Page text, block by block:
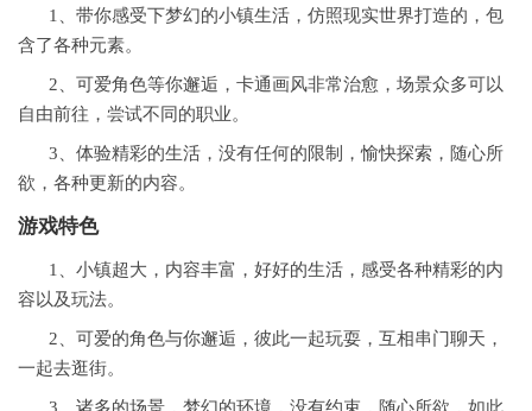
1、带你感受下梦幻的小镇生活，仿照现实世界打造的，包
含了各种元素。
2、可爱角色等你邂逅，卡通画风非常治愈，场景众多可以
自由前往，尝试不同的职业。
3、体验精彩的生活，没有任何的限制，愉快探索，随心所
欲，各种更新的内容。
游戏特色
1、小镇超大，内容丰富，好好的生活，感受各种精彩的内
容以及玩法。
2、可爱的角色与你邂逅，彼此一起玩耍，互相串门聊天，
一起去逛街。